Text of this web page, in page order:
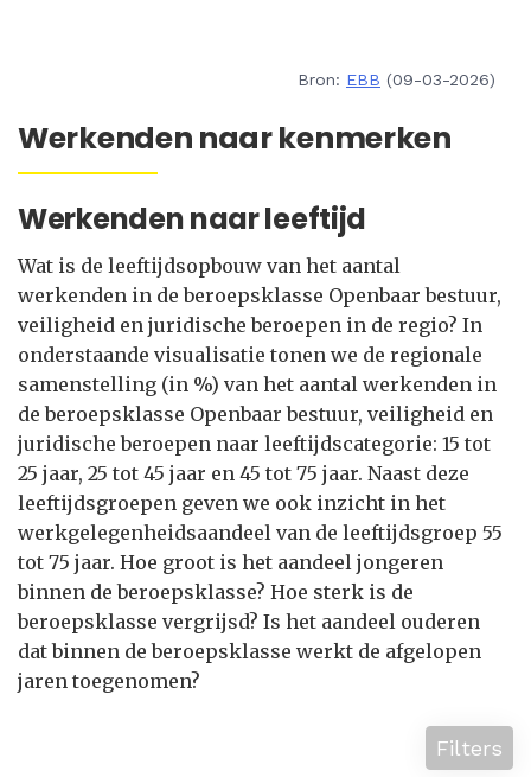
Bron: EBB (09-03-2026)
Werkenden naar kenmerken
Werkenden naar leeftijd
Wat is de leeftijdsopbouw van het aantal
werkenden in de beroepsklasse Openbaar bestuur,
veiligheid en juridische beroepen in de regio? In
onderstaande visualisatie tonen we de regionale
samenstelling (in %) van het aantal werkenden in
de beroepsklasse Openbaar bestuur, veiligheid en
juridische beroepen naar leeftijdscategorie: 15 tot
25 jaar, 25 tot 45 jaar en 45 tot 75 jaar. Naast deze
leeftijdsgroepen geven we ook inzicht in het
werkgelegenheidsaandeel van de leeftijdsgroep 55
tot 75 jaar. Hoe groot is het aandeel jongeren
binnen de beroepsklasse? Hoe sterk is de
beroepsklasse vergrijsd? Is het aandeel ouderen
dat binnen de beroepsklasse werkt de afgelopen
jaren toegenomen?
Filters